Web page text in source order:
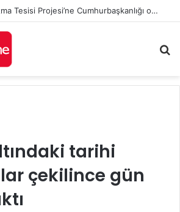
Erikli Atık Su Arıtma Tesisi Projesi’ne Cumhurbaşkanlığı onayı
...
tarihi
çekilince gün